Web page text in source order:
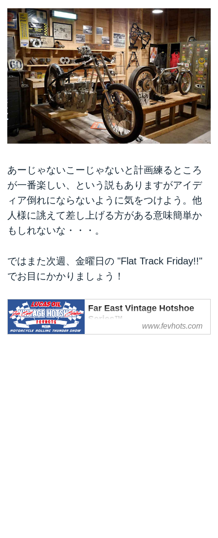
あーじゃないこーじゃないと計画練るところ
が一番楽しい、という説もありますがアイデ
ィア倒れにならないように気をつけよう。他
人様に誂えて差し上げる方がある意味簡単か
もしれないな・・・。
ではまた次週、金曜日の "Flat Track Friday!!"
でお目にかかりましょう！
Far East Vintage Hotshoe
Series™
www.fevhots.com